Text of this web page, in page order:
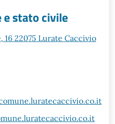
stato civile
16 22075 Lurate Caccivio